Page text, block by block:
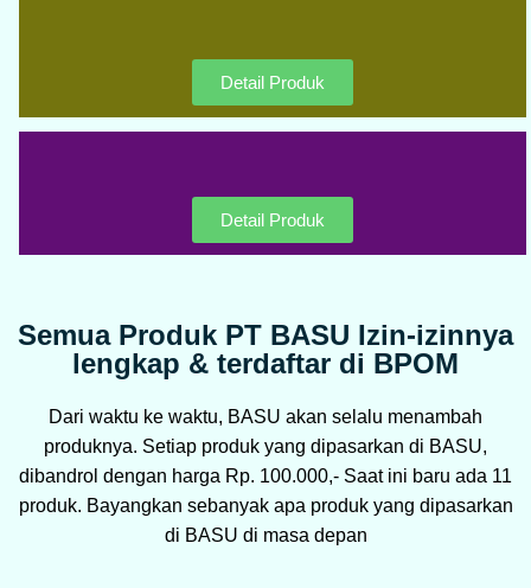
Detail Produk
Detail Produk
Semua Produk PT BASU Izin-izinnya
lengkap & terdaftar di BPOM
Dari waktu ke waktu, BASU akan selalu menambah
produknya. Setiap produk yang dipasarkan di BASU,
dibandrol dengan harga Rp. 100.000,- Saat ini baru ada 11
produk. Bayangkan sebanyak apa produk yang dipasarkan
di BASU di masa depan